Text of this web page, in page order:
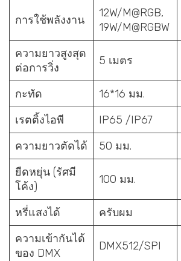
การใช้พลังงาน
12W/M@RGB,
19W/M@RGBW
ความยาวสูงสุด
ต่อการวิ่ง
5 เมตร
กะทัด 16*16 มม.
เรตติ้งไอพี
IP65 /IP67
ความยาวตัดได้
50 มม.
ยืดหยุ่น (รัศมี
โค้ง)
100 มม.
หรี่แสงได้ ครับผม
ความเข้ากันได้
ของ DMX
DMX512/SPI